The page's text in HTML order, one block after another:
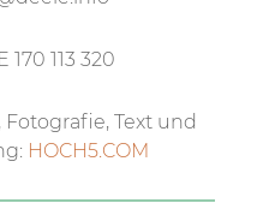
170 113 320
Text und
HOCH5.COM